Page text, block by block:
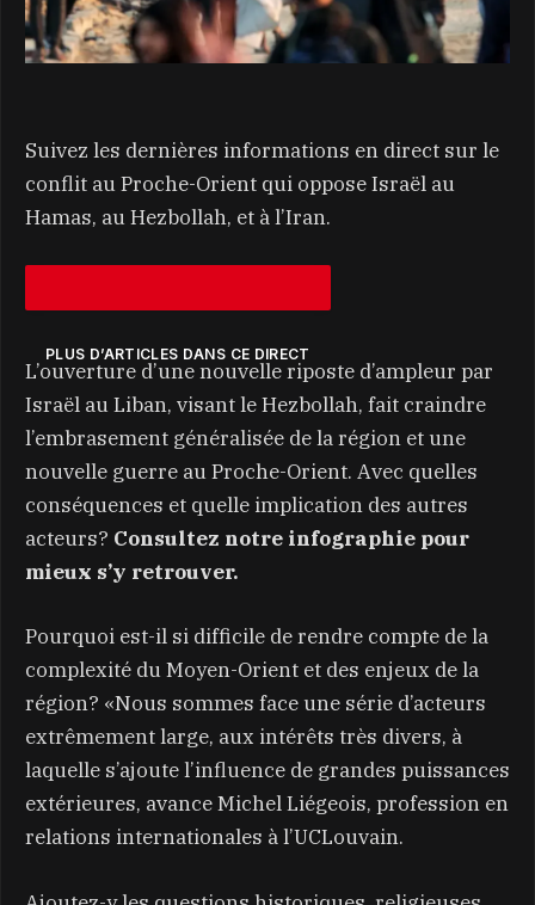
Suivez les dernières informations en direct sur le
conflit au Proche-Orient qui oppose Israël au
Hamas, au Hezbollah, et à l’Iran.
PLUS D’ARTICLES DANS CE DIRECT
L’ouverture d’une nouvelle riposte d’ampleur par
Israël au Liban, visant le Hezbollah, fait craindre
l’embrasement généralisée de la région et une
nouvelle guerre au Proche-Orient. Avec quelles
conséquences et quelle implication des autres
acteurs? Consultez notre infographie pour
mieux s’y retrouver.
Pourquoi est-il si difficile de rendre compte de la
complexité du Moyen-Orient et des enjeux de la
région? «Nous sommes face une série d’acteurs
extrêmement large, aux intérêts très divers, à
laquelle s’ajoute l’influence de grandes puissances
extérieures, avance Michel Liégeois, profession en
relations internationales à l’UCLouvain.